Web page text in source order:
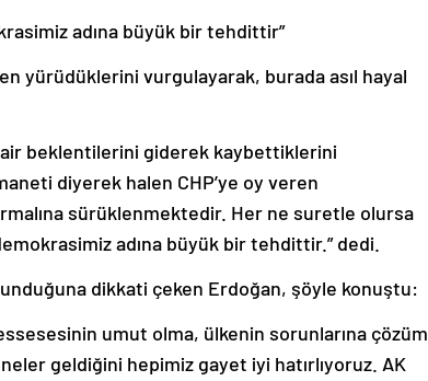
adına büyük bir tehdittir”
yürüdüklerini vurgulayarak, burada asıl hayal
beklentilerini giderek kaybettiklerini
diyerek halen CHP’ye oy veren
sürüklenmektedir. Her ne suretle olursa
adına büyük bir tehdittir.” dedi.
dikkati çeken Erdoğan, şöyle konuştu:
umut olma, ülkenin sorunlarına çözüm
geldiğini hepimiz gayet iyi hatırlıyoruz. AK